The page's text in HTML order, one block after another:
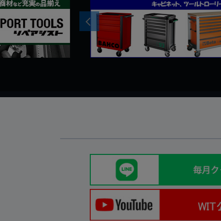
Previous